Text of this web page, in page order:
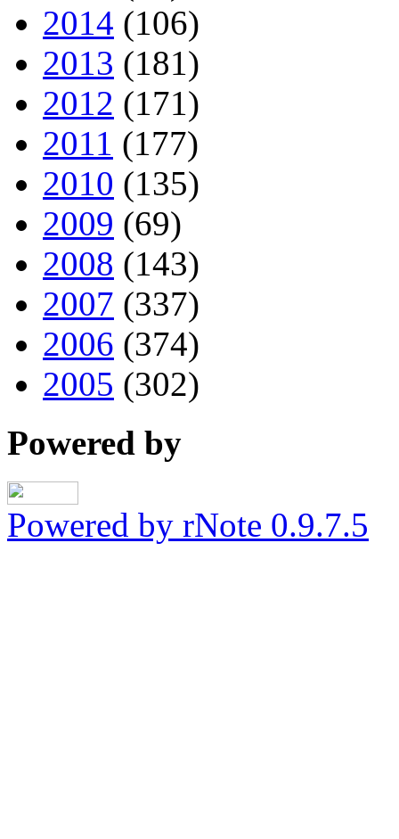
2014 (106)
2013 (181)
2012 (171)
2011 (177)
2010 (135)
2009 (69)
2008 (143)
2007 (337)
2006 (374)
2005 (302)
Powered by
Powered by rNote 0.9.7.5